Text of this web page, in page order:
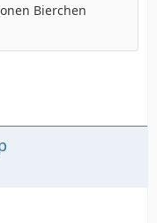
Bierchen